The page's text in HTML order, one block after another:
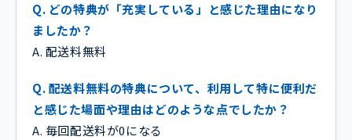
Q. どの特典が「充実している」と感じた理由になり
ましたか？
A. 配送料無料
Q. 配送料無料の特典について、利用して特に便利だ
と感じた場面や理由はどのような点でしたか？
A. 毎回配送料が0になる